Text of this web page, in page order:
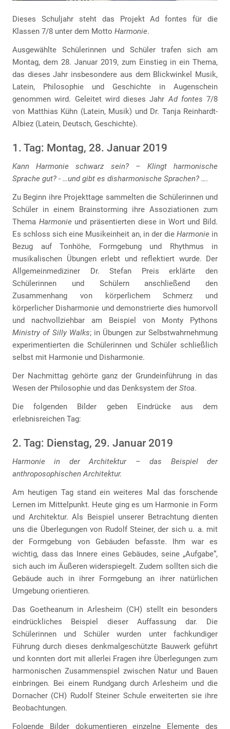
Dieses Schuljahr steht das Projekt Ad fontes für die
Klassen 7/8 unter dem Motto Harmonie.
Ausgewählte Schülerinnen und Schüler trafen sich am
Montag, dem 28. Januar 2019, zum Einstieg in ein Thema,
das dieses Jahr insbesondere aus dem Blickwinkel Musik,
Latein, Philosophie und Geschichte in Augenschein
genommen wird. Geleitet wird dieses JahrAd fontes 7/8
von Matthias Kühn (Latein, Musik) und Dr. Tanja Reinhardt-
Albiez (Latein, Deutsch, Geschichte).
1. Tag: Montag, 28. Januar 2019
Kann Harmonie schwarz sein? – Klingt harmonische
Sprache gut? - …und gibt es disharmonische Sprachen? ….
Zu Beginn ihre Projekttage sammelten die Schülerinnen und
Schüler in einem Brainstorming ihre Assoziationen zum
Thema Harmonieund präsentierten diese in Wort und Bild.
Es schloss sich eine Musikeinheit an, in der die Harmonie in
Bezug auf Tonhöhe, Formgebung und Rhythmus in
musikalischen Übungen erlebt und reflektiert wurde. Der
Allgemeinmediziner Dr. Stefan Preis erklärte den
Schülerinnen und Schülern anschließend den
Zusammenhang von körperlichem Schmerz und
körperlicher Disharmonie und demonstrierte dies humorvoll
und nachvollziehbar am Beispiel von Monty Pythons
Ministry of Silly Walks; in Übungen zur Selbstwahrnehmung
experimentierten die Schülerinnen und Schüler schließlich
selbst mit Harmonie und Disharmonie.
Der Nachmittag gehörte ganz der Grundeinführung in das
Wesen der Philosophie und das Denksystem der Stoa.
Die folgenden Bilder geben Eindrücke aus dem
erlebnisreichen Tag:
2. Tag: Dienstag, 29. Januar 2019
Harmonie in der Architektur – das Beispiel der
anthroposophischen Architektur.
Am heutigen Tag stand ein weiteres Mal das forschende
Lernen im Mittelpunkt. Heute ging es um Harmonie in Form
und Architektur. Als Beispiel unserer Betrachtung dienten
uns die Überlegungen von Rudolf Steiner, der sich u. a. mit
der Formgebung von Gebäuden befasste. Ihm war es
wichtig, dass das Innere eines Gebäudes, seine „Aufgabe“,
sich auch im Äußeren widerspiegelt. Zudem sollten sich die
Gebäude auch in ihrer Formgebung an ihrer natürlichen
Umgebung orientieren.
Das Goetheanum in Arlesheim (CH) stellt ein besonders
eindrückliches Beispiel dieser Auffassung dar. Die
Schülerinnen und Schüler wurden unter fachkundiger
Führung durch dieses denkmalgeschützte Bauwerk geführt
und konnten dort mit allerlei Fragen ihre Überlegungen zum
harmonischen Zusammenspiel zwischen Natur und Bauen
einbringen. Bei einem Rundgang durch Arlesheim und die
Dornacher (CH) Rudolf Steiner Schule erweiterten sie ihre
Beobachtungen.
Folgende Bilder dokumentieren einzelne Elemente des